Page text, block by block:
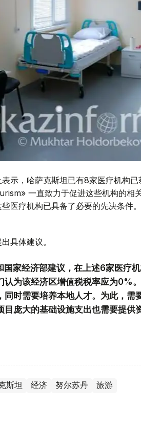
示，哈萨克斯坦已有8家医疗机构
一直致力于促进这些机构的相
医疗机构已具备了必要的先决条件
具体建议。
家经济部建议，在上述6家医疗
认为该经济区增值税税率应为0%
同时需要培养本地人才。为此，需
目庞大的基础设施支出也需要提供
斯坦 经济 努尔苏丹 旅游